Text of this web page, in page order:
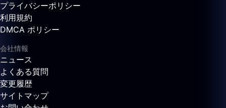
プライバシーポリシー
利用規約
DMCA ポリシー
会社情報
ニュース
よくある質問
変更履歴
サイトマップ